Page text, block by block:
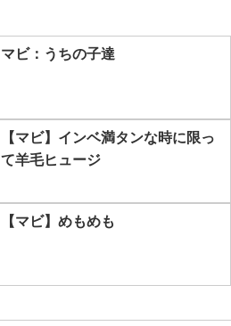
マビ：うちの子達
【マビ】インベ満タンな時に限っ
て羊毛ヒュージ
【マビ】めもめも